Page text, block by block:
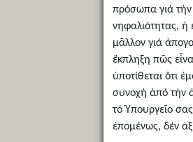
πρόσωπα γιά τήν
νηφαλιότητας, ἡ
μᾶλλον γιά
ἔκπληξη πῶς
ὑποτίθεται ὅτι
συνοχή ἀπό τήν
τό Ὑπουργεῖο
ἑπομένως, δέν